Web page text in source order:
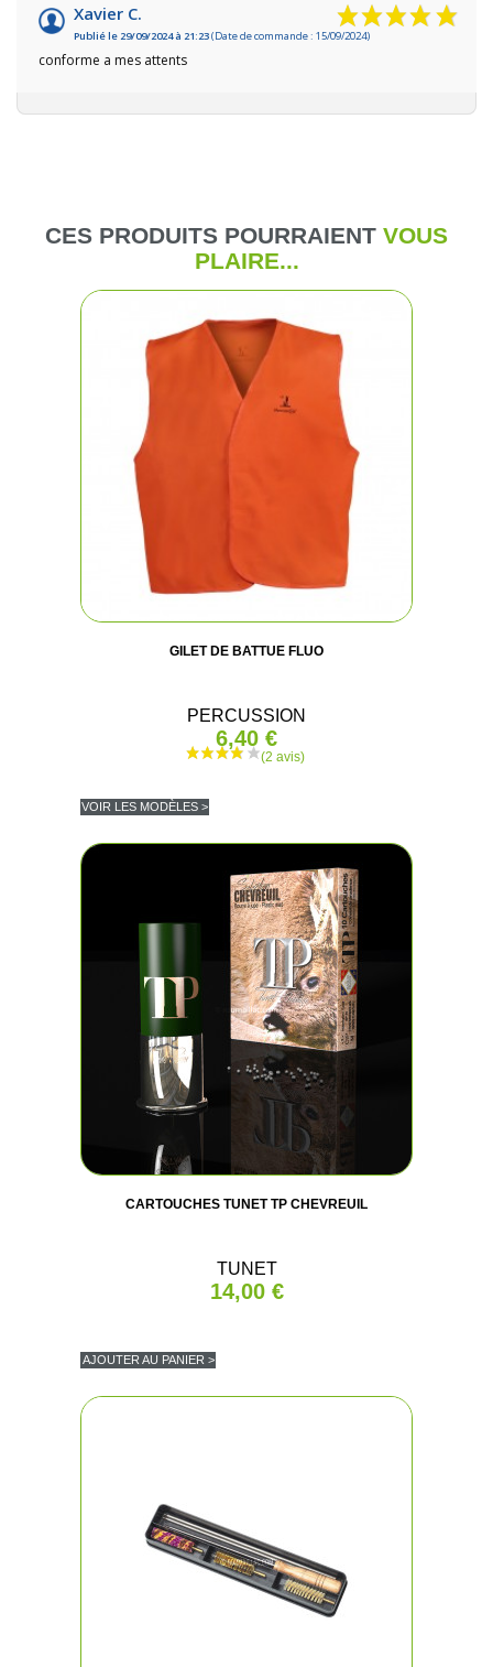
Xavier C.
Publié le 29/09/2024 à 21:23(Date de commande : 15/09/2024)
conforme a mes attents
CES PRODUITS POURRAIENT VOUS
PLAIRE...
GILET DE BATTUE FLUO
PERCUSSION
6,40 €
VOIR LES MODÈLES >
CARTOUCHES TUNET TP CHEVREUIL
TUNET
14,00 €
AJOUTER AU PANIER >